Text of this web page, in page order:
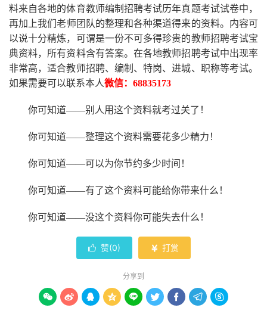
料来自各地的体育教师编制招聘考试历年真题考试试卷中，
再加上我们老师 团队的整理和各种渠道得来的资料。内容可
以说十分精炼，可谓是一份不可多得珍贵的教师招聘考试宝
典资料，所有资料含有答案。在各地教师招聘考试中出现率
非常高，适合教师招聘、编制、特岗、进城、职称等考试。
如果需要可以联系本人微信： 68835173
你可知道——别人用这个资料就考过关了！
你可知道——整理这个资料需要花多少精力 ！
你可知道——可以为你节约多少时间！
你可知道——有了这个资料可能给你带来什么！
你可知道——没这个资料你可能失去什么 ！
 赞(0)  打赏
分享到
        